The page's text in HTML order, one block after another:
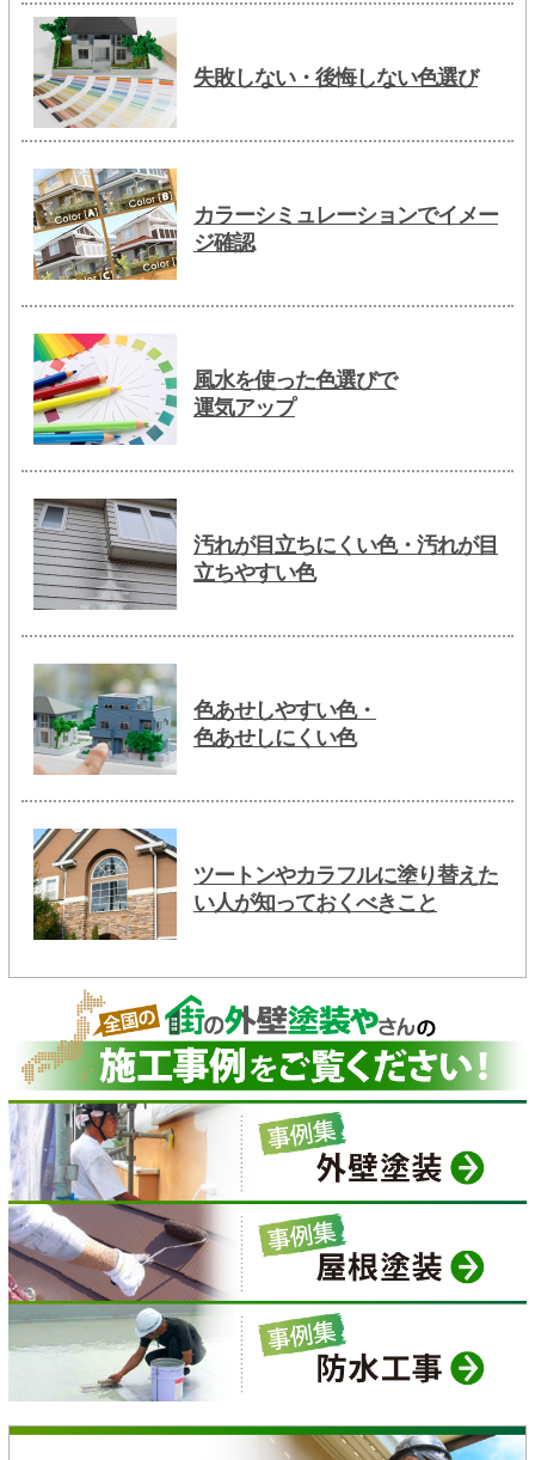
失敗しない・後悔しない色選び
カラーシミュレーションでイメー
ジ確認
風水を使った色選びで
運気アップ
汚れが目立ちにくい色・汚れが目
立ちやすい色
色あせしやすい色・
色あせしにくい色
ツートンやカラフルに塗り替えた
い人が知っておくべきこと